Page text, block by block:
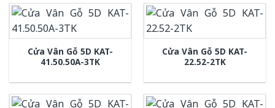
Cửa Vân Gỗ 5D KAT-
41.50.50A-3TK
Cửa Vân Gỗ 5D KAT-
22.52-2TK